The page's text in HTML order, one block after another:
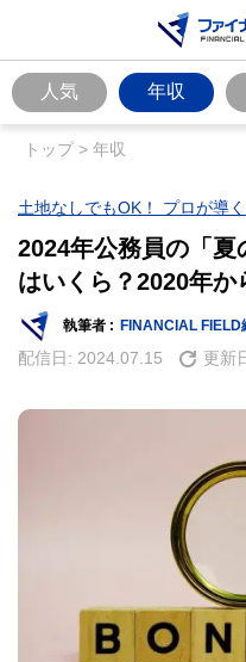
人気 年収
トップ> 年収
土地なしでもOK！ プロが導
2024年公務員の「
はいくら？2020年か
執筆者 : FINANCIAL FIELD
配信日: 2024.07.15 更新